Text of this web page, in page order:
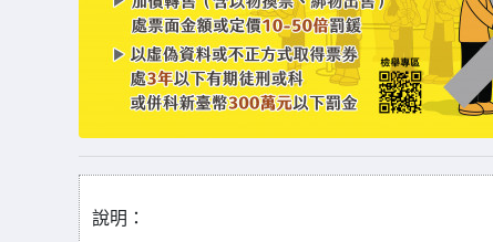
說明：